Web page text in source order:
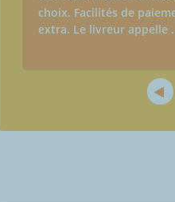
choix. Facilités de
extra. Le livreur appelle